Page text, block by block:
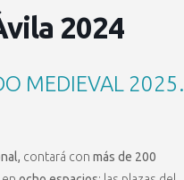
2024
MEDIEVAL 2025.
contará con más de 200